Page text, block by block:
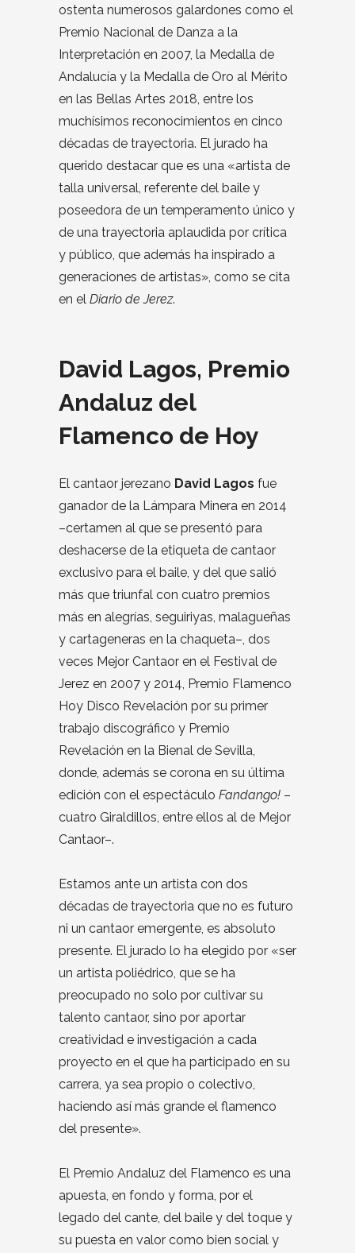
ostenta numerosos galardones como el
Premio Nacional de Danza a la
Interpretación en 2007, la Medalla de
Andalucía y la Medalla de Oro al Mérito
en las Bellas Artes 2018, entre los
muchísimos reconocimientos en cinco
décadas de trayectoria. El jurado ha
querido destacar que es una «artista de
talla universal, referente del baile y
poseedora de un temperamento único y
de una trayectoria aplaudida por crítica
y público, que además ha inspirado a
generaciones de artistas», como se cita
en el Diario de Jerez.
David Lagos, Premio
Andaluz del
Flamenco de Hoy
El cantaor jerezano David Lagos fue
ganador de la Lámpara Minera en 2014
–certamen al que se presentó para
deshacerse de la etiqueta de cantaor
exclusivo para el baile, y del que salió
más que triunfal con cuatro premios
más en alegrías, seguiriyas, malagueñas
y cartageneras en la chaqueta–, dos
veces Mejor Cantaor en el Festival de
Jerez en 2007 y 2014, Premio Flamenco
Hoy Disco Revelación por su primer
trabajo discográfico y Premio
Revelación en la Bienal de Sevilla,
donde, además se corona en su última
edición con el espectáculo Fandango! –
cuatro Giraldillos, entre ellos al de Mejor
Cantaor–.
Estamos ante un artista con dos
décadas de trayectoria que no es futuro
ni un cantaor emergente, es absoluto
presente. El jurado lo ha elegido por «ser
un artista poliédrico, que se ha
preocupado no solo por cultivar su
talento cantaor, sino por aportar
creatividad e investigación a cada
proyecto en el que ha participado en su
carrera, ya sea propio o colectivo,
haciendo así más grande el flamenco
del presente».
El Premio Andaluz del Flamenco es una
apuesta, en fondo y forma, por el
legado del cante, del baile y del toque y
su puesta en valor como bien social y